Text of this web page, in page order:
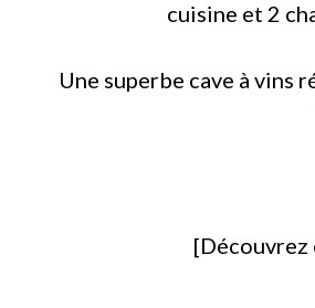
cuisine et 2
Une superbe cave à vins